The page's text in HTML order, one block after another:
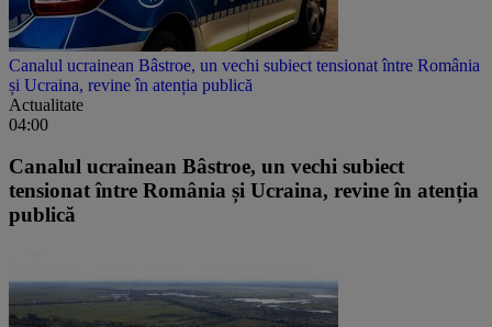
Canalul ucrainean Bâstroe, un vechi subiect tensionat între România
și Ucraina, revine în atenția publică
Actualitate
04:00
Canalul ucrainean Bâstroe, un vechi subiect
tensionat între România și Ucraina, revine în atenția
publică